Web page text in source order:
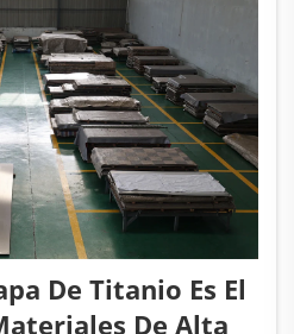
De Titanio Es El
De Alta